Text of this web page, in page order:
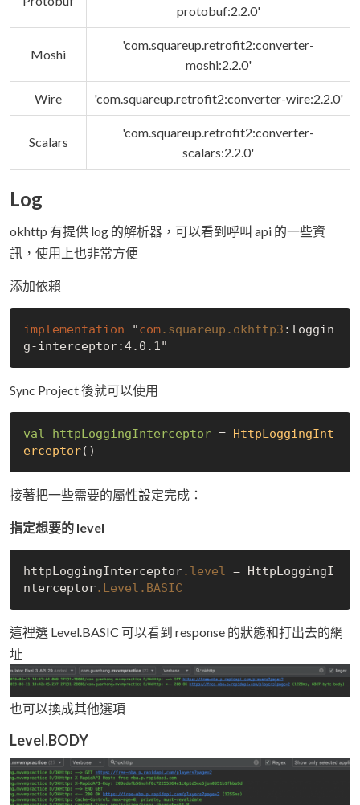
protobuf:2.2.0'
Moshi
'com.squareup.retrofit2:converter-
moshi:2.2.0'
Wire 'com.squareup.retrofit2:converter-wire:2.2.0'
Scalars
'com.squareup.retrofit2:converter-
scalars:2.2.0'
Log
okhttp 有提供 log 的解析器，可以看到呼叫 api 的一些資
訊，使用上也非常方便
添加依賴
implementation "com.squareup .okhttp3 :loggin
g-interceptor:4.0.1"
Sync Project 後就可以使用
val httpLoggingInterceptor = HttpLoggingInt
erceptor()
接著把一些需要的屬性設定完成：
指定想要的 level
httpLoggingInterceptor.level = HttpLoggingI
nterceptor.Level .BASIC
這裡選 Level.BASIC 可以看到 response 的狀態和打出去的網
址
也可以換成其他選項
Level.BODY